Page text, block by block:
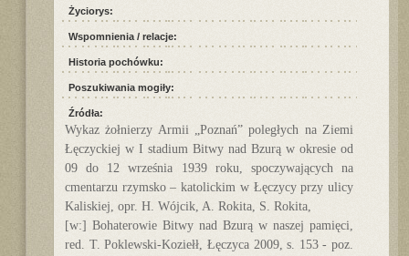
Życiorys:
Wspomnienia / relacje:
Historia pochówku:
Poszukiwania mogiły:
Źródła:
Wykaz żołnierzy Armii „Poznań” poległych na Ziemi
Łęczyckiej w I stadium Bitwy nad Bzurą w okresie od
09 do 12 września 1939 roku, spoczywających na
cmentarzu rzymsko – katolickim w Łęczycy przy ulicy
Kaliskiej, opr. H. Wójcik, A. Rokita, S. Rokita,
[w:] Bohaterowie Bitwy nad Bzurą w naszej pamięci,
red. T. Poklewski-Koziełł, Łęczyca 2009, s. 153 - poz.